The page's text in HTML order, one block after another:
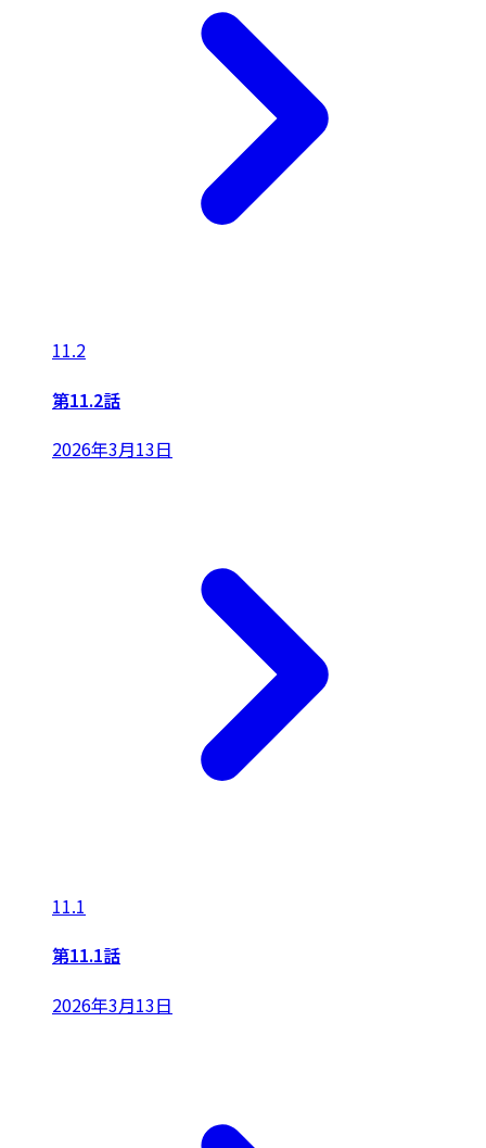
11.2
第11.2話
2026年3月13日
11.1
第11.1話
2026年3月13日